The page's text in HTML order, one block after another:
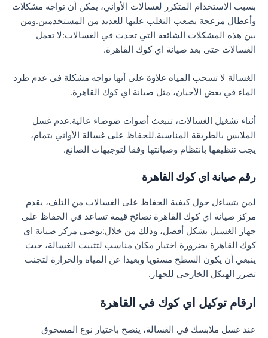
بسبب الاستخدام المتكرر لغسالات الأواني، يمكن أن تواجه مشكلات
وأعطال مزعجة يصعب التغلب عليها للعديد من المستخدمين.ومن
بين هذه المشكلات الشائعة التي تحدث في الغسالات:لا تعمل
الغسالات حتى بعد صيانة اي كوك القاهرة.
الغسالة لا تسحب المياه علاوة على أنها تواجه مشكلة في عدم طرد
الماء في بعض الأحيان، مثل صيانة اي كوك القاهرة.
أثناء تشغيل الغسالات، تنبعث أصوات ضوضاء عالية.عدم غسل
الملابس بالطريقة المناسبة.للحفاظ على غسالة الأواني بتمام،
يجب تنظيفها بانتظام وصيانتها وفقا لتوجيهات الصانع.
رقم صيانة اي كوك القاهرة
لمن يتساءل حول كيفية الحفاظ على الغسالات من التلف، يقدم
مركز صيانة اي كوك القاهرة نصائح قيمة تساعد في الحفاظ على
جهاز الغسيل بشكل أفضل، وذلك من خلال:يوصى مركز صيانة اي
كوك القاهرة بضرورة اختيار مكان مناسب لتثبيت الغسالة، حيث
ينبغي أن يكون السطح مستويا وبعيدا عن المياه والحرارة لتجنب
تضرر الهيكل الخارجي للجهاز.
ارقام توكيل اي كوك في القاهرة
عند غسل ملابسك في الغسالة، ينصح باختيار نوع المسحوق